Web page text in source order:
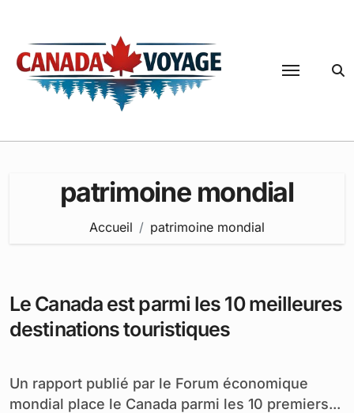
contenu
patrimoine mondial
Accueil patrimoine mondial
Le Canada est parmi les 10 meilleures
destinations touristiques
Un rapport publié par le Forum économique
mondial place le Canada parmi les 10 premiers...